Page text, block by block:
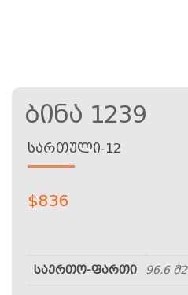
Ბინა 1239
ᲡᲐᲠᲗᲣᲚᲘ-12
$836
საერთო-ფართი 96.6 მ2